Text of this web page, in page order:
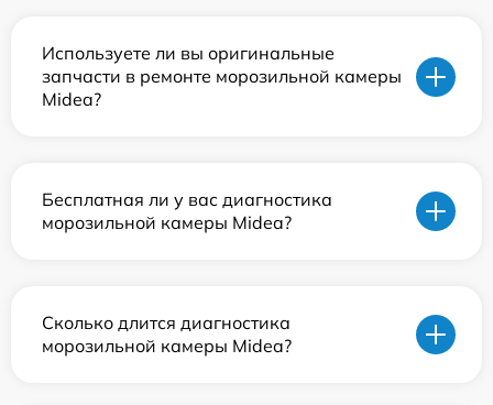
Используете ли вы оригинальные
запчасти в ремонте морозильной камеры
Midea?
Бесплатная ли у вас диагностика
морозильной камеры Midea?
Сколько длится диагностика
морозильной камеры Midea?